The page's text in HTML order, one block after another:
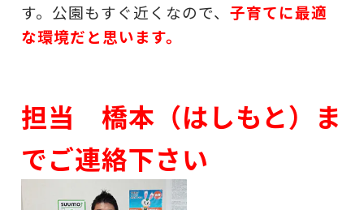
す。公園もすぐ近くなので、 子育てに最適
な環境だと思います。
担当 橋本（はしもと）ま
でご連絡下さい